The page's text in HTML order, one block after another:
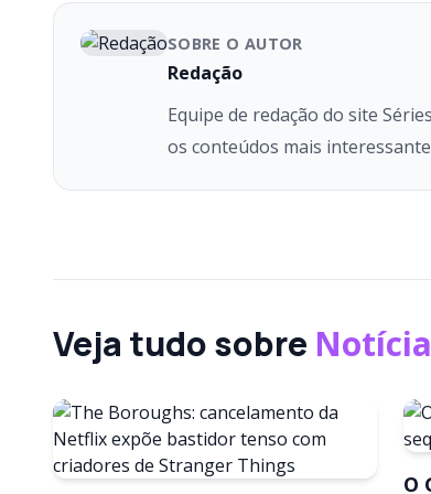
SOBRE O AUTOR
Redação
Equipe de redação do site
os conteúdos mais
Veja tudo sobre Notícia
O